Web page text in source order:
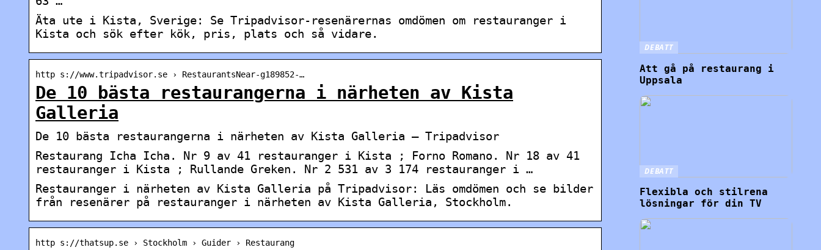
Äta ute i Kista, Sverige: Se Tripadvisor-resenärernas omdömen om restauranger i
Kista och sök efter kök, pris, plats och så vidare.
http s://www.tripadvisor.se › RestaurantsNear-g189852-…
De 10 bästa restaurangerna i närheten av Kista
Galleria
De 10 bästa restaurangerna i närheten av Kista Galleria – Tripadvisor
Restaurang Icha Icha. Nr 9 av 41 restauranger i Kista ; Forno Romano. Nr 18 av 41
restauranger i Kista ; Rullande Greken. Nr 2 531 av 3 174 restauranger i …
Restauranger i närheten av Kista Galleria på Tripadvisor: Läs omdömen och se bilder
från resenärer på restauranger i närheten av Kista Galleria, Stockholm.
http s://thatsup.se › Stockholm › Guider › Restaurang
DEBATT
Att gå på restaurang i
Uppsala
DEBATT
Flexibla och stilrena
lösningar för din TV